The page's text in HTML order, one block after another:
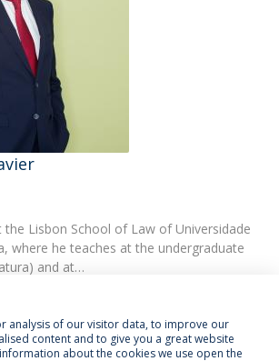
Lisbon School of Law of Universidade
where he teaches at the undergraduate
and at…
analysis of our visitor data, to improve our
content and to give you a great website
about the cookies we use open the